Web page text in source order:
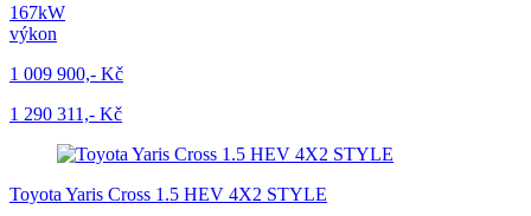
167kW
výkon
1 009 900,- Kč
1 290 311,- Kč
Toyota Yaris Cross 1.5 HEV 4X2 STYLE